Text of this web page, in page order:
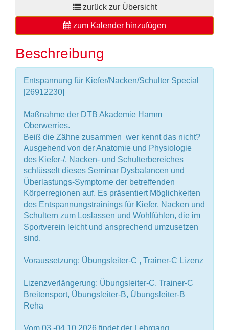
zurück zur Übersicht
zum Kalender hinzufügen
Beschreibung
Entspannung für Kiefer/Nacken/Schulter Special
[26912230]
Maßnahme der DTB Akademie Hamm
Oberwerries.
Beiß die Zähne zusammen  wer kennt das nicht?
Ausgehend von der Anatomie und Physiologie
des Kiefer-/, Nacken- und Schulterbereiches
schlüsselt dieses Seminar Dysbalancen und
Überlastungs-Symptome der betreffenden
Körperregionen auf. Es präsentiert Möglichkeiten
des Entspannungstrainings für Kiefer, Nacken und
Schultern zum Loslassen und Wohlfühlen, die im
Sportverein leicht und ansprechend umzusetzen
sind.
Voraussetzung: Übungsleiter-C , Trainer-C Lizenz
Lizenzverlängerung: Übungsleiter-C, Trainer-C
Breitensport, Übungsleiter-B, Übungsleiter-B
Reha
Vom 03.-04.10.2026 findet der Lehrgang